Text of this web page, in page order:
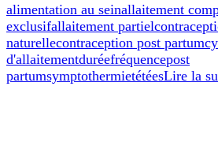
alimentation au seinallaitement
exclusifallaitement partiel
naturellecontraception post partum
d'allaitementduréefréquencepost
partumsymptothermietétéesLire la